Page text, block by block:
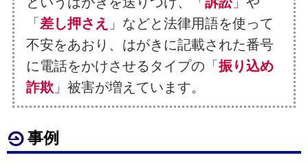
「 差し押さえ 」などと法律用語を使って
不安をあおり、はがきに記載された番号
に電話をかけさせるタイプの「 振り込め
詐欺」被害が増えています。
事例